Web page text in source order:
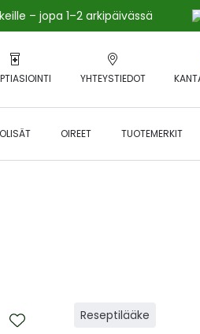
– jopa 1–2 arkipäivässä
YHTEYSTIEDOT
OIREET TUOTEMERKIT
Reseptilääke